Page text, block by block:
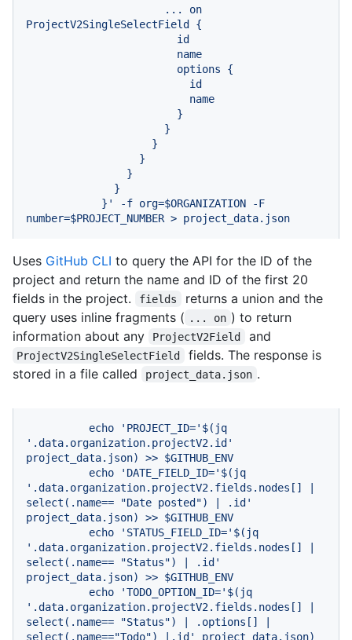
ProjectV2SingleSelectField {
number=$PROJECT_NUMBER > project_data.json
Uses GitHub CLI to query the API for the ID of the
project and return the name and ID of the first 20
fields in the project.
fields
returns a union and the
query uses inline fragments ( ... on ) to return
information about any
ProjectV2Field and
ProjectV2SingleSelectField
fields. The response is
stored in a file called
project_data.json .
echo 'PROJECT_ID=' $(jq
'.data.organization.projectV2.id'
project_data.json)
>> $GITHUB_ENV
echo
'DATE_FIELD_ID=' $(jq
'.data.organization.projectV2.fields.nodes[] |
select(.name== "Date posted") | .id'
project_data.json)
>> $GITHUB_ENV
echo
'STATUS_FIELD_ID=' $(jq
'.data.organization.projectV2.fields.nodes[] |
select(.name== "Status") | .id'
project_data.json)
>> $GITHUB_ENV
echo
'TODO_OPTION_ID=' $(jq
'.data.organization.projectV2.fields.nodes[] |
select(.name== "Status") | .options[] |
select(.name=="Todo") |.id'
project_data.json)